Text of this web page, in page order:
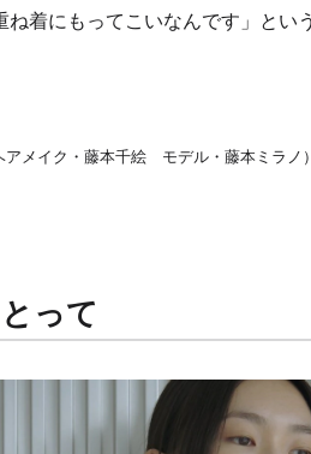
着にもってこいなんです」と
メイク・藤本千絵 モデル・藤本ミラノ）
って